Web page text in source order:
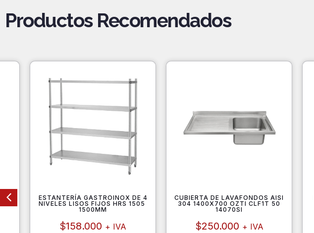
Productos Recomendados
ESTANTERÍA GASTROINOX DE 4
NIVELES LISOS FIJOS HRS 1505
1500MM
$158.000 + IVA
CUBIERTA DE LAVAFONDOS AISI
304 1400X700 OZTI CLF1T 50
14070SI
$250.000 + IVA